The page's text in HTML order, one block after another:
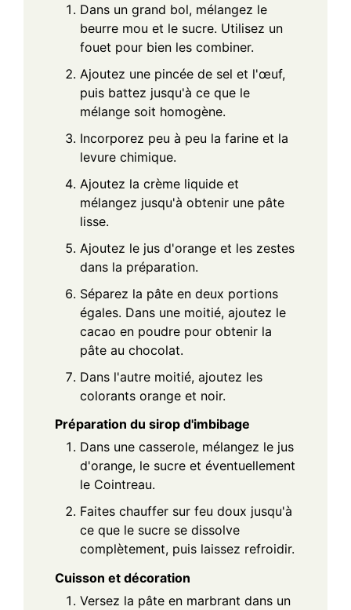
Dans un grand bol, mélangez le
beurre mou et le sucre. Utilisez un
fouet pour bien les combiner.
Ajoutez une pincée de sel et l'œuf,
puis battez jusqu'à ce que le
mélange soit homogène.
Incorporez peu à peu la farine et la
levure chimique.
Ajoutez la crème liquide et
mélangez jusqu'à obtenir une pâte
lisse.
Ajoutez le jus d'orange et les zestes
dans la préparation.
Séparez la pâte en deux portions
égales. Dans une moitié, ajoutez le
cacao en poudre pour obtenir la
pâte au chocolat.
Dans l'autre moitié, ajoutez les
colorants orange et noir.
Préparation du sirop d'imbibage
Dans une casserole, mélangez le jus
d'orange, le sucre et éventuellement
le Cointreau.
Faites chauffer sur feu doux jusqu'à
ce que le sucre se dissolve
complètement, puis laissez refroidir.
Cuisson et décoration
Versez la pâte en marbrant dans un